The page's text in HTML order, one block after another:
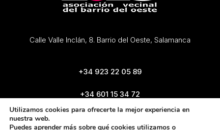
Calle Valle Inclán, 8. Barrio del Oeste, Salamanca
+34 923 22 05 89
+34 601 15 34 72
zoes@zoes.es
Utilizamos cookies para ofrecerte la mejor experiencia en
nuestra web.
Puedes aprender más sobre qué cookies utilizamos o